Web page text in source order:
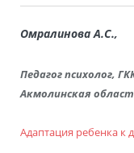
Омралинова А.С.,
Педагог психолог,
Акмолинская
Адаптация ребенка к